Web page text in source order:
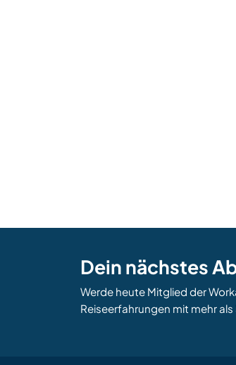
Dein nächstes
Werde heute Mitglied der
Reiseerfahrungen mit mehr